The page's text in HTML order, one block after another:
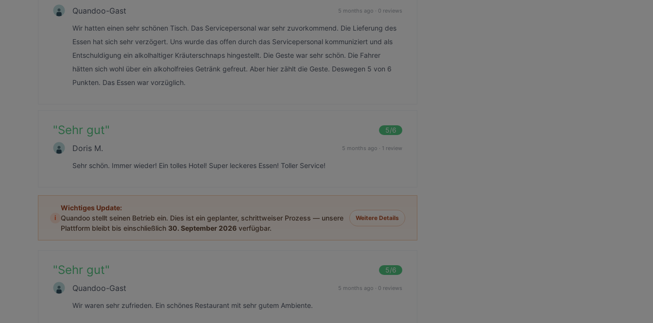
Quandoo-Gast 5 months ago · 0 reviews
Wir hatten einen sehr schönen Tisch. Das Servicepersonal war sehr zuvorkommend. Die Lieferung des
Essen hat sich sehr verzögert. Uns wurde das offen durch das Servicepersonal kommuniziert und als
Entschuldigung ein alkolhaltiger Kräuterschnaps hingestellt. Die Geste war sehr schön. Die Fahrer
hätten sich wohl über ein alkoholfreies Getränk gefreut. Aber hier zählt die Geste. Deswegen 5 von 6
Punkten. Das Essen war vorzüglich.
"Sehr gut" 5/6
Doris M. 5 months ago · 1 review
Sehr schön. Immer wieder! Ein tolles Hotel! Super leckeres Essen! Toller Service!
i
Wichtiges Update:
Quandoo stellt seinen Betrieb ein. Dies ist ein geplanter, schrittweiser Prozess — unsere
Plattform bleibt bis einschließlich 30. September 2026 verfügbar.
Weitere Details
"Sehr gut" 5/6
Quandoo-Gast 5 months ago · 0 reviews
Wir waren sehr zufrieden. Ein schönes Restaurant mit sehr gutem Ambiente.